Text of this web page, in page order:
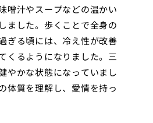
噌汁やスープなどの温かい
ました。歩くことで全身の
ぎる頃には、冷え性が改善
くるようになりました。三
やかな状態になっていまし
体質を理解し、愛情を持っ